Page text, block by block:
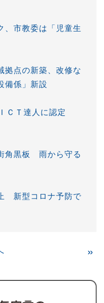
、市教委は「児童生
点の新築、改修な
備係」新設
ＣＴ達人に認定
角黒板 雨から守る
新型コロナ予防で